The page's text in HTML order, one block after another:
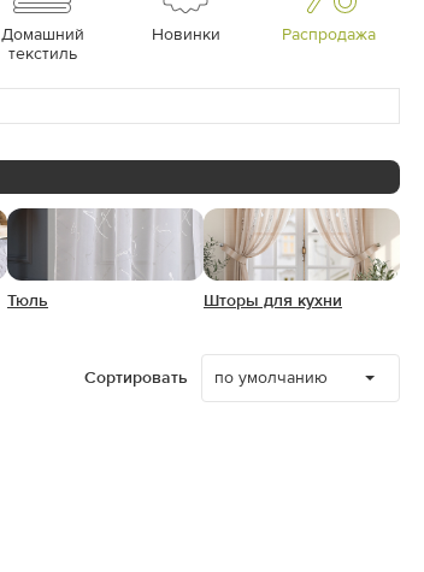
Домашний
текстиль
Новинки Распродажа
Тюль Шторы для кухни
Сортировать по умолчанию